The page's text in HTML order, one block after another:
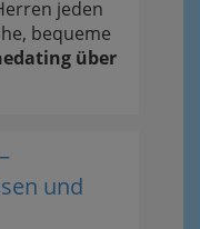
jeden
bequeme
über
und